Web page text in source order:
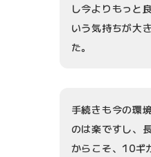
し今よりもっと
いう気持ちが大
た。
手続きも今の環
のは楽ですし、
からこそ、10ギ